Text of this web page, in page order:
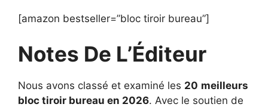
[amazon bestseller=”bloc tiroir bureau”]
Notes De L’Éditeur
Nous avons classé et examiné les 20 meilleurs
bloc tiroir bureau en 2026. Avec le soutien de